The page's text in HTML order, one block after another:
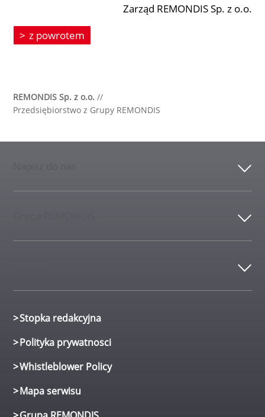
Zarząd REMONDIS Sp. z o.o.
z powrotem
REMONDIS Sp. z o.o. //
Przedsiębiorstwo z Grupy REMONDIS
Stopka redakcyjna
Polityka prywatnosci
Whistleblower Policy
Mapa serwisu